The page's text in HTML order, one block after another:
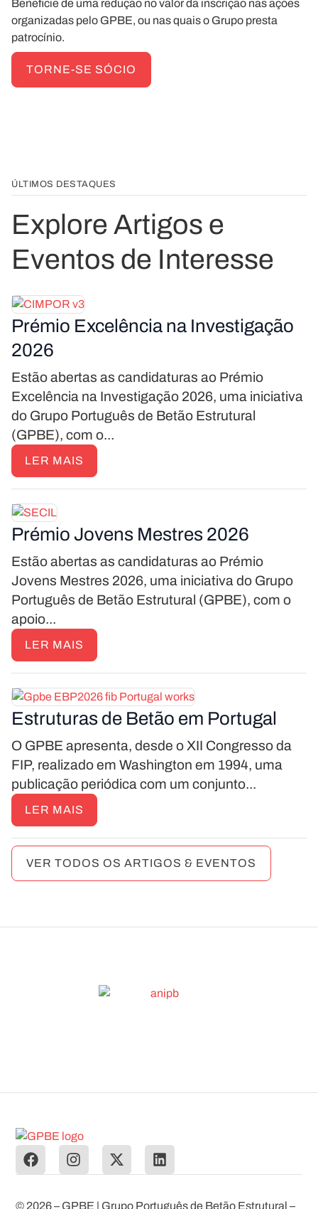
Beneficie de uma redução no valor da inscrição nas ações
organizadas pelo GPBE, ou nas quais o Grupo presta
patrocínio.
TORNE-SE SÓCIO
ÚLTIMOS DESTAQUES
Explore Artigos e
Eventos de Interesse
Prémio Excelência na Investigação
2026
Estão abertas as candidaturas ao Prémio
Excelência na Investigação 2026, uma iniciativa
do Grupo Português de Betão Estrutural
(GPBE), com o...
LER MAIS
Prémio Jovens Mestres 2026
Estão abertas as candidaturas ao Prémio
Jovens Mestres 2026, uma iniciativa do Grupo
Português de Betão Estrutural (GPBE), com o
apoio...
LER MAIS
Estruturas de Betão em Portugal
O GPBE apresenta, desde o XII Congresso da
FIP, realizado em Washington em 1994, uma
publicação periódica com um conjunto...
LER MAIS
VER TODOS OS ARTIGOS & EVENTOS
© 2026 – GPBE | Grupo Português de Betão Estrutural –